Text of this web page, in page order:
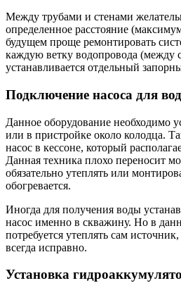
Между трубами и стенами
определенное расстояние
будущем проще ремонтировать
каждую ветку водопровода (между
устанавливается отдельный
Подключение насоса для
Данное оборудование необходимо
или в пристройке около колодца.
насос в кессоне, который
Данная техника плохо переносит
обязательно утеплять или
обогревается.
Иногда для получения воды
насос именно в скважину. Но в
потребуется утеплять сам
всегда исправно.
Установка